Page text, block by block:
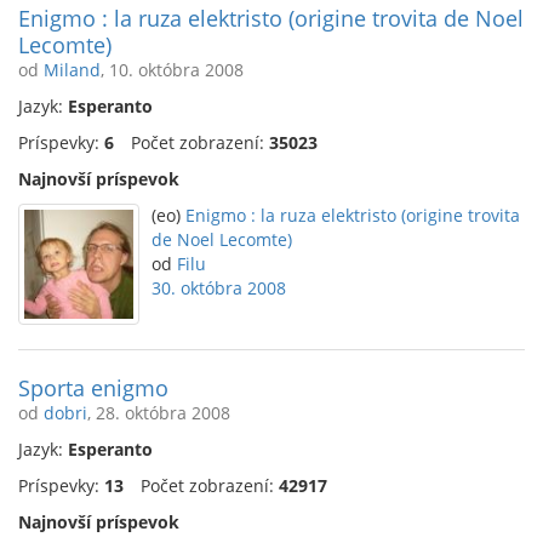
Enigmo : la ruza elektristo (origine trovita de Noel
Lecomte)
od Miland, 10. októbra 2008
Jazyk: Esperanto
Príspevky: 6 Počet zobrazení: 35023
Najnovší príspevok
(eo) Enigmo : la ruza elektristo (origine trovita
de Noel Lecomte)
od Filu
30. októbra 2008
Sporta enigmo
od dobri, 28. októbra 2008
Jazyk: Esperanto
Príspevky: 13 Počet zobrazení: 42917
Najnovší príspevok